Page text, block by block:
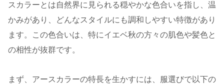
スカラーとは自然界に見られる穏やかな色合いを指し、温
かみがあり、どんなスタイルにも調和しやすい特徴があり
ます。この色合いは、特にイエベ秋の方々の肌色や髪色と
の相性が抜群です。
まず、アースカラーの特長を生かすには、服選びで以下の